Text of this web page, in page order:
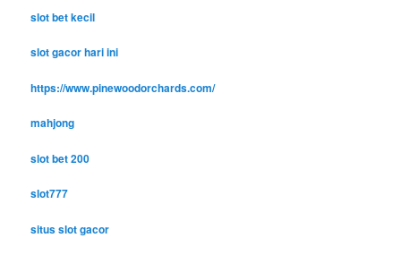
slot bet kecil
slot gacor hari ini
https://www.pinewoodorchards.com/
mahjong
slot bet 200
slot777
situs slot gacor